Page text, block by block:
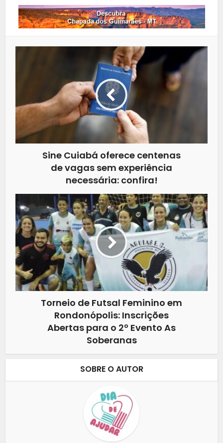
Sine Cuiabá oferece centenas
de vagas sem experiência
necessária: confira!
Torneio de Futsal Feminino em
Rondonópolis: Inscrições
Abertas para o 2º Evento As
Soberanas
SOBRE O AUTOR